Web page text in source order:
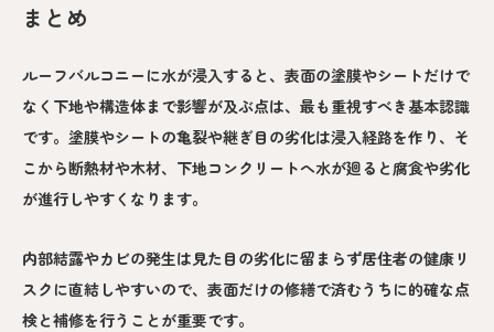
まとめ
ルーフバルコニーに水が浸入すると、表面の塗膜やシートだけで
なく下地や構造体まで影響が及ぶ点は、最も重視すべき基本認識
です。塗膜やシートの亀裂や継ぎ目の劣化は浸入経路を作り、そ
こから断熱材や木材、下地コンクリートへ水が廻ると腐食や劣化
が進行しやすくなります。
内部結露やカビの発生は見た目の劣化に留まらず居住者の健康リ
スクに直結しやすいので、表面だけの修繕で済むうちに的確な点
検と補修を行うことが重要です。